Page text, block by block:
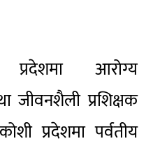
आरोग्य
जीवनशैली प्रशिक्षक
प्रदेशमा पर्वतीय